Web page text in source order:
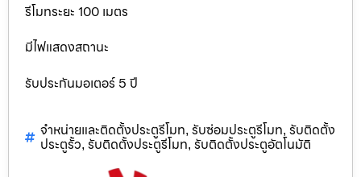
รีโมทระยะ 100 เมตร
มีไฟแสดงสถานะ
รับประกันมอเตอร์ 5 ปี
จำหน่ายและติดตั้งประตูรีโมท, รับซ่อมประตูรีโมท, รับติดตั้ง
ประตูรั้ว, รับติดตั้งประตูรีโมท, รับติดตั้งประตูอัตโนมัติ